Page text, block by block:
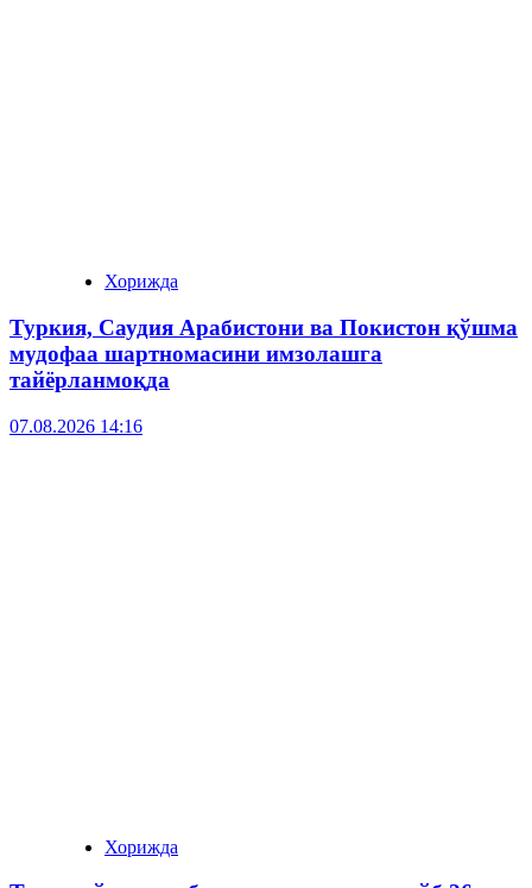
Хорижда
Туркия, Саудия Арабистони ва Покистон қўшма
мудофаа шартномасини имзолашга
тайёрланмоқда
07.08.2026 14:16
Хорижда